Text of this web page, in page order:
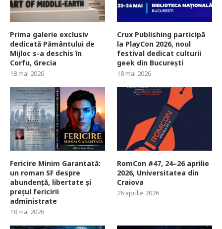
Prima galerie exclusiv
dedicată Pământului de
Mijloc s-a deschis în
Corfu, Grecia
18 mai 2026
Crux Publishing participă
la PlayCon 2026, noul
festival dedicat culturii
geek din București
18 mai 2026
Fericire Minim Garantată:
un roman SF despre
abundență, libertate și
prețul fericirii
administrate
18 mai 2026
RomCon #47, 24–26 aprilie
2026, Universitatea din
Craiova
26 aprilie 2026